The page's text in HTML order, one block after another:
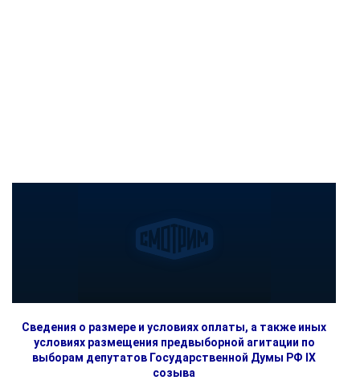
Сведения о размере и условиях оплаты, а также иных
условиях размещения предвыборной агитации по
выборам депутатов Государственной Думы РФ IX
созыва